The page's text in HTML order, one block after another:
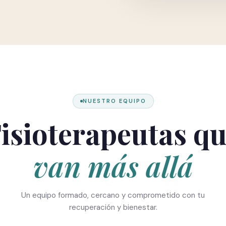
NUESTRO EQUIPO
van más allá
Un equipo formado, cercano y comprometido con tu
recuperación y bienestar.